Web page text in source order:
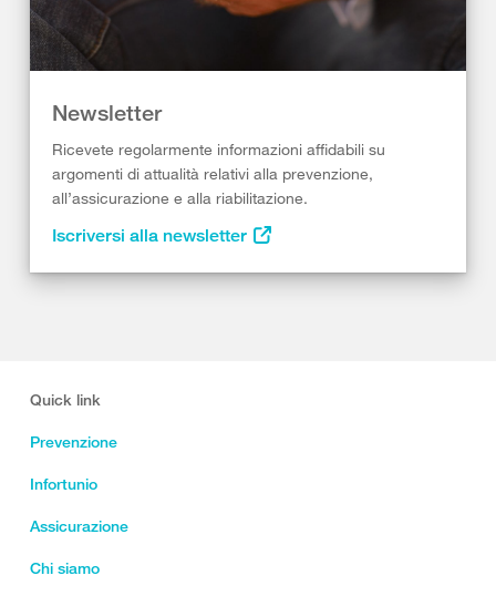
Newsletter
Ricevete regolarmente informazioni affidabili su
argomenti di attualità relativi alla prevenzione,
all’assicurazione e alla riabilitazione.
Iscriversi alla newsletter
Quick link
Prevenzione
Infortunio
Assicurazione
Chi siamo